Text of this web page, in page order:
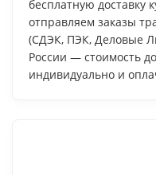
бесплатную доставку
отправляем заказы
(СДЭК, ПЭК, Деловые
России — стоимость
индивидуально и